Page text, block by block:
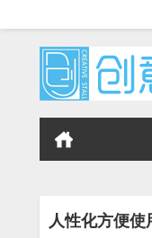
人性化方便使